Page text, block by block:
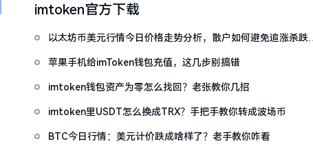
imtoken官方下载
以太坊币美元行情今日价格走势分析，散户如何避免追涨杀跌被
苹果手机给imToken钱包充值，这几步别搞错
imtoken钱包资产为零怎么找回？老张教你几招
imtoken里USDT怎么换成TRX？手把手教你转成波场币
BTC今日行情：美元计价跌成啥样了？老手教你咋看